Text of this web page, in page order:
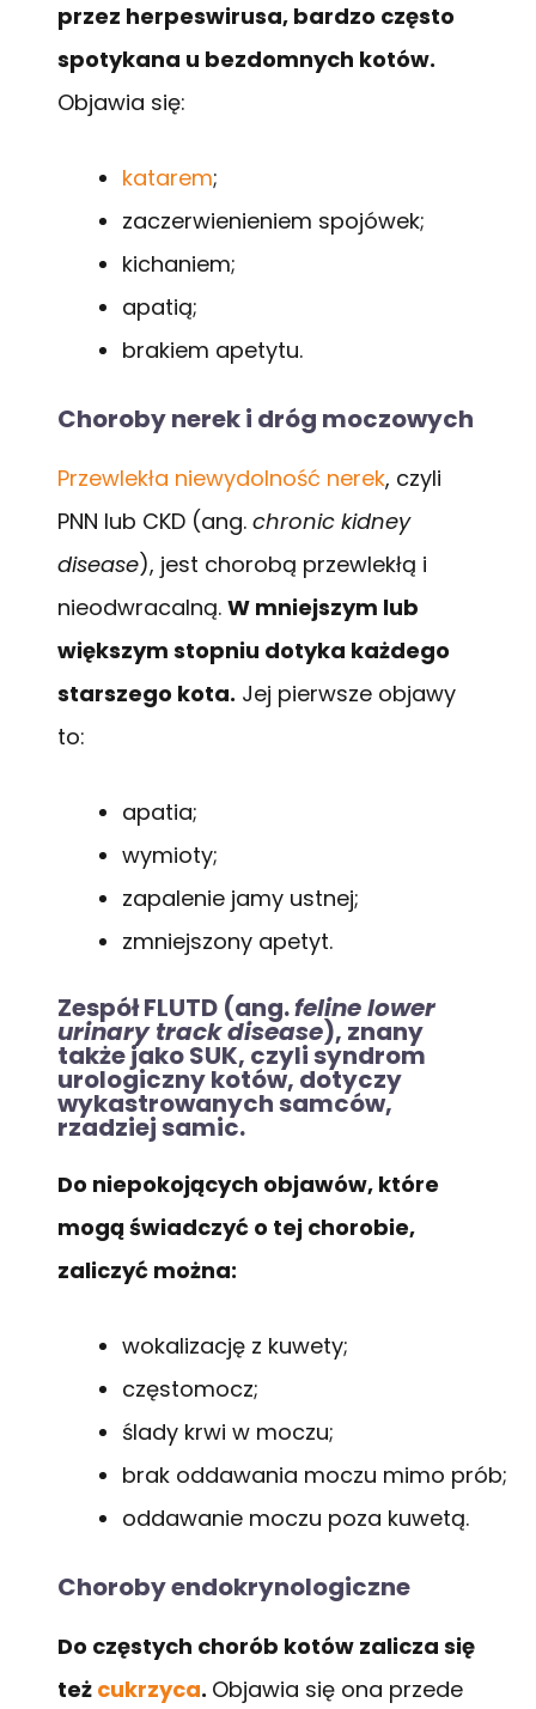
przez herpeswirusa, bardzo często
spotykana u bezdomnych kotów.
Objawia się:
katarem;
zaczerwienieniem spojówek;
kichaniem;
apatią;
brakiem apetytu.
Choroby nerek i dróg moczowych
Przewlekła niewydolność nerek, czyli
PNN lub CKD (ang. chronic kidney
disease), jest chorobą przewlekłą i
nieodwracalną. W mniejszym lub
większym stopniu dotyka każdego
starszego kota. Jej pierwsze objawy
to:
apatia;
wymioty;
zapalenie jamy ustnej;
zmniejszony apetyt.
Zespół FLUTD (ang.feline lower
urinary track disease), znany
także jako SUK, czyli syndrom
urologiczny kotów, dotyczy
wykastrowanych samców,
rzadziej samic.
Do niepokojących objawów, które
mogą świadczyć o tej chorobie,
zaliczyć można:
wokalizację z kuwety;
częstomocz;
ślady krwi w moczu;
brak oddawania moczu mimo prób;
oddawanie moczu poza kuwetą.
Choroby endokrynologiczne
Do częstych chorób kotów zalicza się
też cukrzyca. Objawia się ona przede